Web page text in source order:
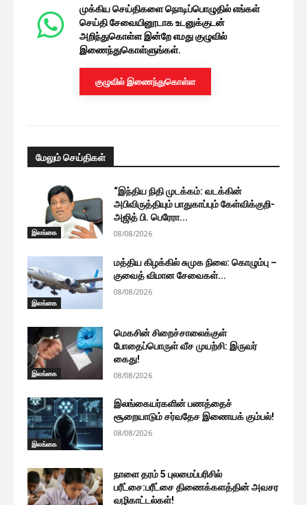
முக்கிய செய்திகளை நொடிப்பொழுதில் எங்கள்
செய்தி சேவையினூடாக உடனுக்குடன்
அறிந்துகொள்ள இன்றே எமது குழுவில்
இணைந்துகொள்ளுங்கள்.
குழுவில் இணைந்துகொள்ள
மேலும் செய்திகள்
இலங்கை
“இந்திய நிதி முடக்கம்: வடக்கின்
அபிவிருத்தியும் பாதுகாப்பும் கேள்விக்குறி-
அஜித் பி. பெரேரா...
08/08/2026
இலங்கை
மத்திய கிழக்கில் சுமுக நிலை: கொழும்பு –
குவைத் விமான சேவைகள்...
08/08/2026
இலங்கை
மெகசின் சிறைச்சாலைக்குள்
போதைப்பொருள் வீச முயற்சி: இருவர்
கைது!
08/08/2026
இலங்கை
இலங்கையர்களின் பணத்தைச்
சூறையாடும் சர்வதேச இணையக் கும்பல்!
08/08/2026
நாளை தரம் 5 புலமைப்பரிசில்
பரீட்சை:பரீட்சை திணைக்களத்தின் அவசர
வழிகாட்டல்கள்!